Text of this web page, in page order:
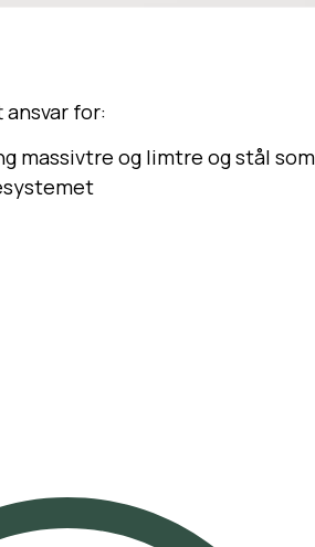
ansvar for:
massivtre og limtre og stål som